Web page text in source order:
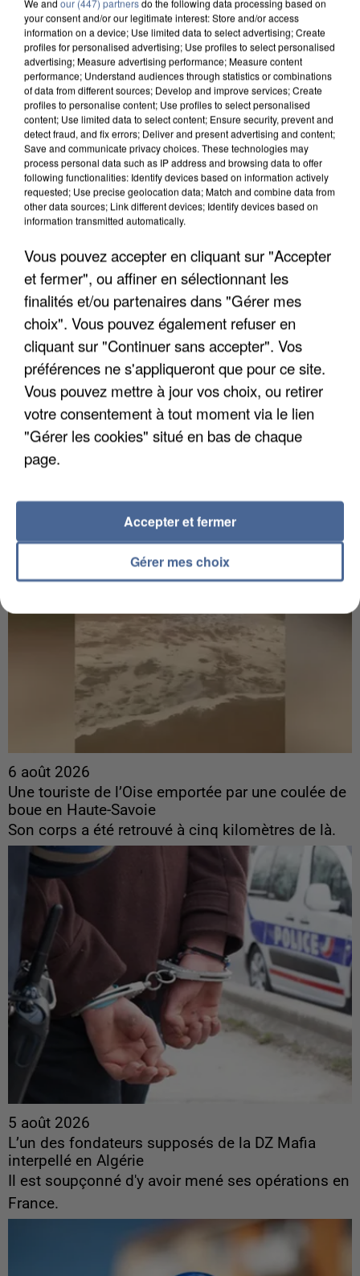
7 août 2026
Un second cadre de la DZ Mafia interpellé en
Algérie
Un cofondateur du réseau avait été interpellé
quelques jours plus tôt.
6 août 2026
Gabriel Attal et Raphaël Glucksmann visés par des
ingérences...
Sollicité, Sébastien Lecornu annonce un "travail
6 août 2026
Une touriste de l’Oise emportée par une coulée de
boue en Haute-Savoie
Son corps a été retrouvé à cinq kilomètres de là.
5 août 2026
L’un des fondateurs supposés de la DZ Mafia
interpellé en Algérie
Il est soupçonné d'y avoir mené ses opérations en
France.
We and our (447) partnersdo the following data processing based on
your consent and/or our legitimate interest: Store and/or access
information on a device; Use limited data to select advertising; Create
profiles for personalised advertising; Use profiles to select personalised
advertising; Measure advertising performance; Measure content
performance; Understand audiences through statistics or combinations
of data from different sources; Develop and improve services; Create
profiles to personalise content; Use profiles to select personalised
content; Use limited data to select content; Ensure security, prevent and
detect fraud, and fix errors; Deliver and present advertising and content;
Save and communicate privacy choices. These technologies may
process personal data such as IP address and browsing data to offer
following functionalities: Identify devices based on information actively
requested; Use precise geolocation data; Match and combine data from
other data sources; Link different devices; Identify devices based on
information transmitted automatically.
Vous pouvez accepter en cliquant sur "Accepter
et fermer", ou affiner en sélectionnant les
finalités et/ou partenaires dans "Gérer mes
choix". Vous pouvez également refuser en
cliquant sur "Continuer sans accepter". Vos
préférences ne s'appliqueront que pour ce site.
Vous pouvez mettre à jour vos choix, ou retirer
votre consentement à tout moment via le lien
"Gérer les cookies" situé en bas de chaque
page.
Gérer mes choix
Accepter et fermer